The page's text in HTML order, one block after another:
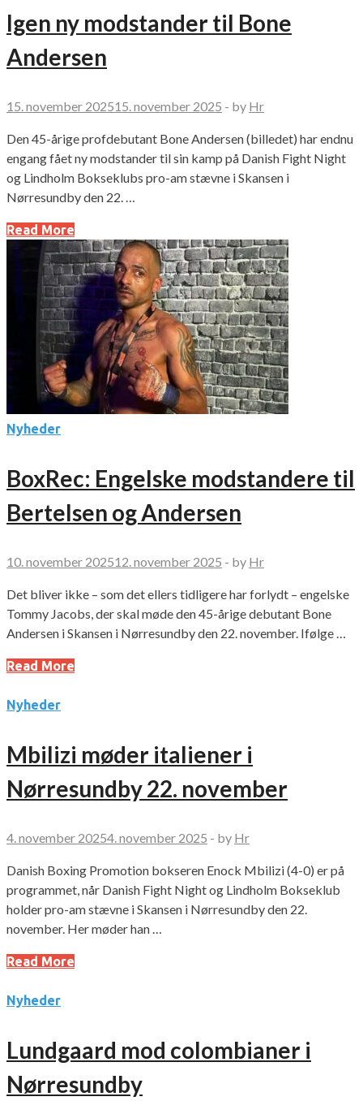
Igen ny modstander til Bone
Andersen
15. november 202515. november 2025 - by Hr
Den 45-årige profdebutant Bone Andersen (billedet) har endnu
engang fået ny modstander til sin kamp på Danish Fight Night
og Lindholm Bokseklubs pro-am stævne i Skansen i
Nørresundby den 22. …
Read More
Nyheder
BoxRec: Engelske modstandere til
Bertelsen og Andersen
10. november 202512. november 2025 - by Hr
Det bliver ikke – som det ellers tidligere har forlydt – engelske
Tommy Jacobs, der skal møde den 45-årige debutant Bone
Andersen i Skansen i Nørresundby den 22. november. Ifølge …
Read More
Nyheder
Mbilizi møder italiener i
Nørresundby 22. november
4. november 20254. november 2025 - by Hr
Danish Boxing Promotion bokseren Enock Mbilizi (4-0) er på
programmet, når Danish Fight Night og Lindholm Bokseklub
holder pro-am stævne i Skansen i Nørresundby den 22.
november. Her møder han …
Read More
Nyheder
Lundgaard mod colombianer i
Nørresundby